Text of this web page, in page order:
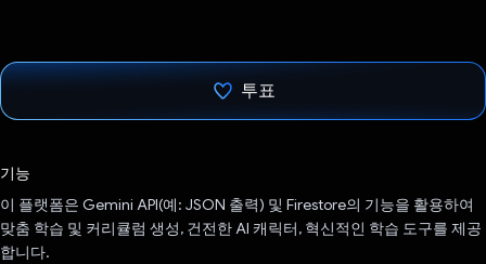
투표
기능
이 플랫폼은 Gemini API(예: JSON 출력) 및 Firestore의 기능을 활용하여
맞춤 학습 및 커리큘럼 생성, 건전한 AI 캐릭터, 혁신적인 학습 도구를 제공
합니다.